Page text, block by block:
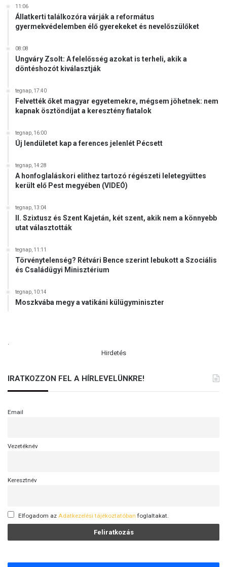
11:06
Állatkerti találkozóra várják a református
gyermekvédelemben élő gyerekeket és nevelőszülőket
08:08
Ungváry Zsolt: A felelősség azokat is terheli, akik a
döntéshozót kiválasztják
tegnap, 17:40
Felvették őket magyar egyetemekre, mégsem jöhetnek: nem
kapnak ösztöndíjat a keresztény fiatalok
tegnap, 16:00
Új lendületet kap a ferences jelenlét Pécsett
tegnap, 14:28
A honfoglaláskori elithez tartozó régészeti leletegyüttes
került elő Pest megyében (VIDEÓ)
tegnap, 13:04
II. Szixtusz és Szent Kajetán, két szent, akik nem a könnyebb
utat választották
tegnap, 11:11
Törvénytelenség? Rétvári Bence szerint lebukott a Szociális
és Családügyi Minisztérium
tegnap, 10:14
Moszkvába megy a vatikáni külügyminiszter
Hirdetés
IRATKOZZON FEL A HÍRLEVELÜNKRE!
Email
Vezetéknév
Keresztnév
Elfogadom az Adatkezelési tájékoztatóban foglaltakat.